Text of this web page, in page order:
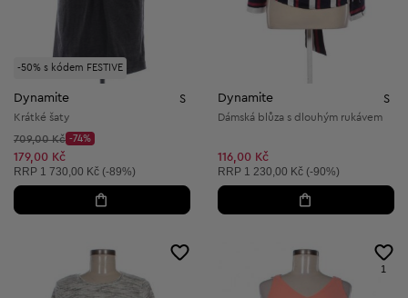
-50% s kódem FESTIVE
Dynamite S
Krátké šaty
Původní cena:
709,00 Kč
Discount Price:
-74%
Snížená cena:
179,00 Kč
Doporučená cena:
RRP 1 730,00 Kč (-89%)
Dynamite S
Dámská blůza s dlouhým rukávem
116,00 Kč
Doporučená cena:
RRP 1 230,00 Kč (-90%)
1